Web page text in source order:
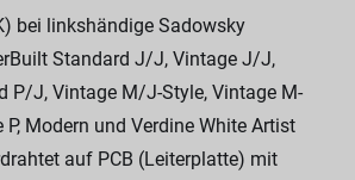
bei linkshändige Sadowsky
Standard J/J, Vintage J/J,
P/J, Vintage M/J-Style, Vintage M-
P, Modern und Verdine White Artist
auf PCB (Leiterplatte) mit